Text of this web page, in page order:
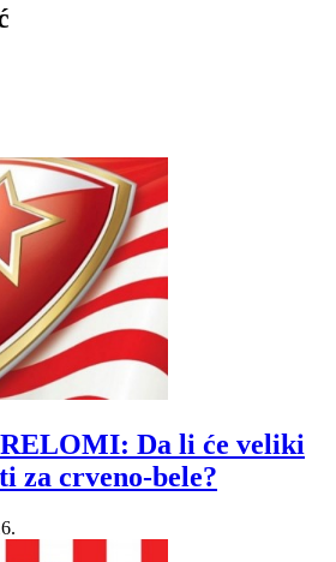
Da li će veliki
za crveno-bele?